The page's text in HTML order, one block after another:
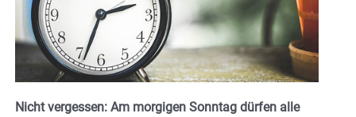
Nicht vergessen: Am morgigen Sonntag dürfen alle